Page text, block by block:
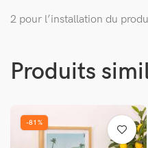
2 pour l’installation du
Produits
-81%